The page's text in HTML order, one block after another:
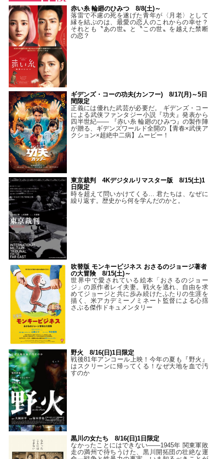
赤い糸 輪廻のひみつ 8/8(土)～
落雷で不慮の死を遂げた青年が〈月老〉として
縁を結ぶのは、最愛の恋人のこれからの幸せ？
それとも〝あの世〟と〝この世〟を越えた禁断
の恋？
ギデンズ・コーの功夫(カンフー) 8/17(月)～5日
間限定
正義には優れた武芸が必要だ。 ギデンズ・コー
による武侠ファンタジー小説『功夫』発表から
四半世紀―― 『赤い糸 輪廻のひみつ』の製作陣
が贈る、ギデンズワールド全開の【青春×武侠ア
クション×超絶中二病】ムービー！
東京裁判 4Kデジタルリマスター版 8/15(土)1
日限定
時を超えて問いかけてくる… 君たちは、なぜに
繰り返す。歴史から何を学んだのかと。
吹替版 モンキービジネス おさるのジョージ著者
の大冒険 8/15(土)～
世界中で愛されている絵本「おさるのジョー
ジ」の原作者レイ夫妻。戦火を逃れ、自由を求
めてジョージと共に歩み続けたふたりの生涯を
描く、米アカデミーノミネート監督による心揺
さぶる傑作ドキュメンタリー
野火 8/16(日)1日限定
戦後81年アンコール上映！今年の夏も『野火』
はスクリーンに帰ってくる！なぜ大地を血で汚
すのか
黒川の女たち 8/16(日)1日限定
なかったことにはできない——1945年 関東軍敗
走の満州で待ちうけた、黒川開拓団の壮絶な運